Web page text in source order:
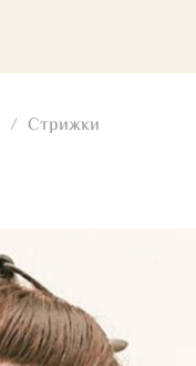
Стрижки